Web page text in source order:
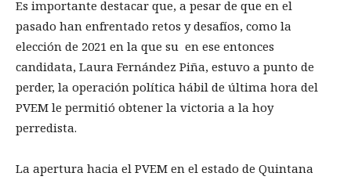
Es importante destacar que, a pesar de que en el
pasado han enfrentado retos y desafíos, como la
elección de 2021 en la que su en ese entonces
candidata, Laura Fernández Piña, estuvo a punto de
perder, la operación política hábil de última hora del
PVEM le permitió obtener la victoria a la hoy
perredista.
La apertura hacia el PVEM en el estado de Quintana